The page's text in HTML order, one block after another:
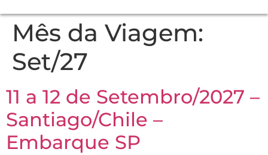
Mês da Viagem:
Set/27
11 a 12 de Setembro/2027 –
Santiago/Chile –
Embarque SP